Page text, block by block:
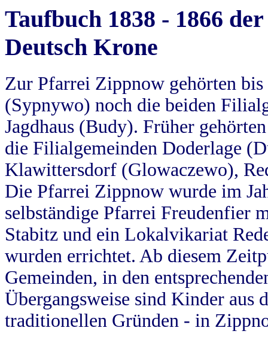
Taufbuch 1838 - 1866
Deutsch Krone
Zur Pfarrei Zippnow gehörten
(Sypnywo) noch die beiden
Jagdhaus (Budy). Früher
die Filialgemeinden Doderlage
Klawittersdorf (Glowaczewo),
Die Pfarrei Zippnow wurde im
selbständige Pfarrei Freudenfier
Stabitz und ein Lokalvikariat
wurden errichtet. Ab diesem
Gemeinden, in den
Übergangsweise sind Kinder aus
traditionellen Gründen - in